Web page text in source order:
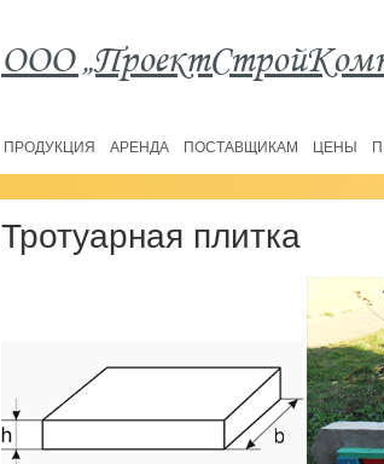
ООО
ПРОДУКЦИЯ АРЕНДА ПОСТАВЩИКАМ ЦЕНЫ
Тротуарная плитка